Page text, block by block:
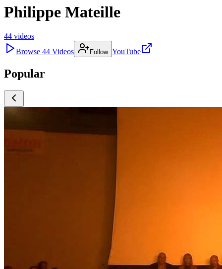
Philippe Mateille
44 videos
Browse 44 Videos Follow YouTube
Popular